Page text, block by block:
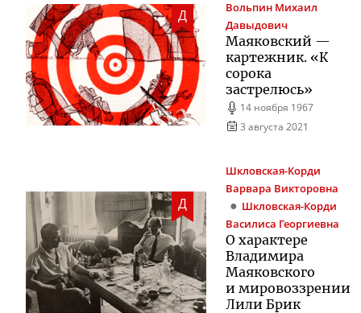
Д Вольпин Михаил
Давыдович
Маяковский —
картежник. «К
сорока
застрелюсь»
14 ноября 1967
3 августа 2021
Д
Шкловская-Корди
Варвара Викторовна
Шкловская-Корди
Василиса Георгиевна
О характере
Владимира
Маяковского
и мировоззрении
Лили Брик